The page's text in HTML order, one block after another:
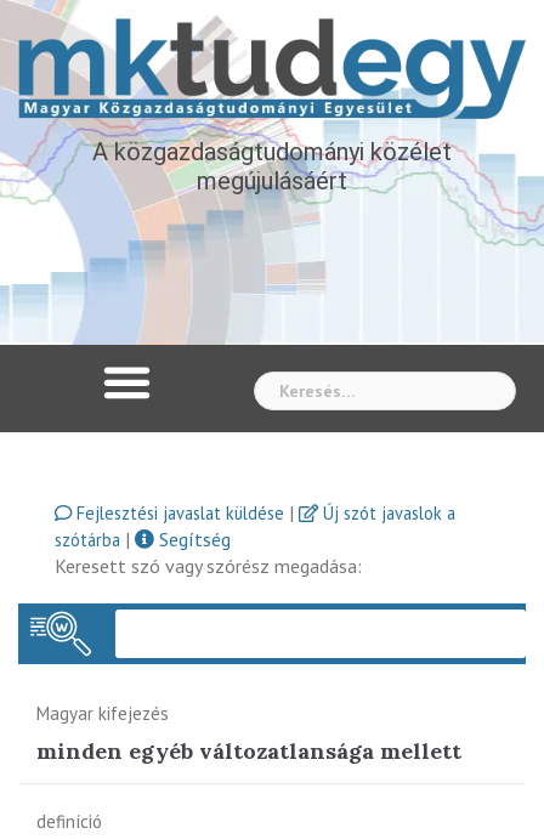
A közgazdaságtudományi közélet
megújulásáért
Fejlesztési javaslat küldése |
Új szót javaslok a
szótárba |
Segítség
Keresett szó vagy szórész megadása:
Magyar kifejezés
minden egyéb változatlansága mellett
definíció